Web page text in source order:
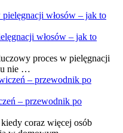
włosów – jak to
proces w pielęgnacji
nie …
– przewodnik po
coraz więcej osób